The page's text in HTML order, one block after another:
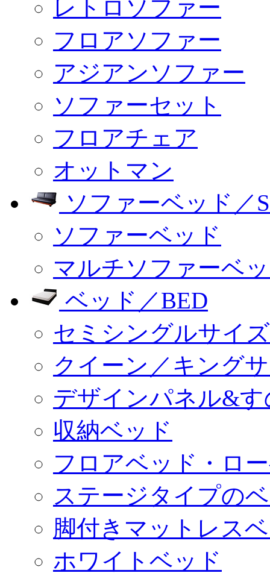
レトロソファー
フロアソファー
アジアンソファー
ソファーセット
フロアチェア
オットマン
ソファーベッド／
ソファーベッド
マルチソファーベ
ベッド／BED
セミシングルサイ
クイーン／キング
デザインパネル&
収納ベッド
フロアベッド・ロ
ステージタイプの
脚付きマットレス
ホワイトベッド